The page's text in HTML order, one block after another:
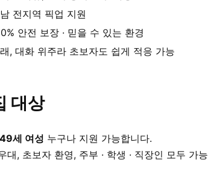
전지역 픽업 지원
안전 보장 · 믿을 수 있는 환경
, 대화 위주라 초보자도 쉽게 적응 가능
대상
세 여성 누구나 지원 가능합니다.
대, 초보자 환영, 주부 · 학생 · 직장인 모두 가능